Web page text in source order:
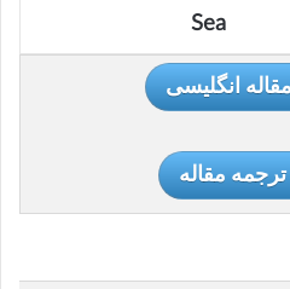
Sea
انگلیسی
مقاله